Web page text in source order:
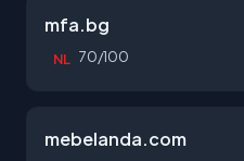
mfa.bg
NL 70/100
mebelanda.com